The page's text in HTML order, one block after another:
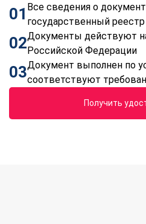
01 Все сведения о
государственный
02Документы действуют
Российской Федерации
03Документ выполнен по
соответствуют
Получить